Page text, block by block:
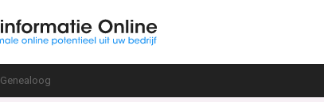
Genealoog